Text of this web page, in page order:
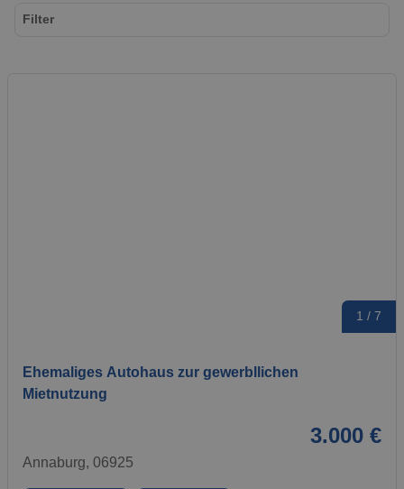
1 / 7
Ehemaliges Autohaus zur gewerbllichen
Mietnutzung
3.000 €
Annaburg, 06925
Filter